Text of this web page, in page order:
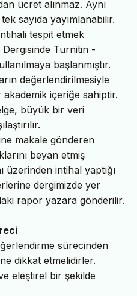
ücret alınmaz. Aynı
sayıda yayımlanabilir.
tespit etmek
Dergisinde Turnitin -
başlanmıştır.
değerlendirilmesiyle
içeriğe sahiptir.
büyük bir veri
makale gönderen
beyan etmiş
üzerinden intihal yaptığı
dergimizde yer
rapor yazara gönderilir.
sürecinden
dikkat etmelidirler.
eleştirel bir şekilde